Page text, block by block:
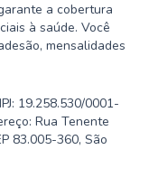
a cobertura
à saúde. Você
mensalidades
19.258.530/0001-
Rua Tenente
83.005-360, São